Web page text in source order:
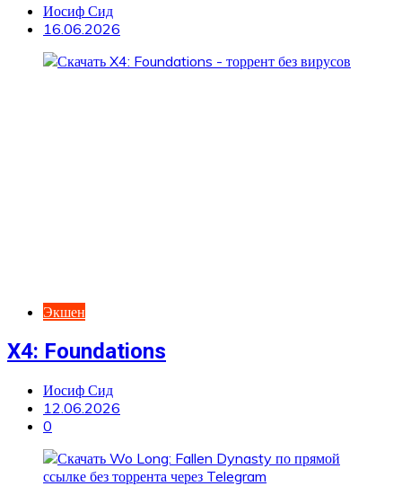
Иосиф Сид
16.06.2026
Экшен
X4: Foundations
Иосиф Сид
12.06.2026
0